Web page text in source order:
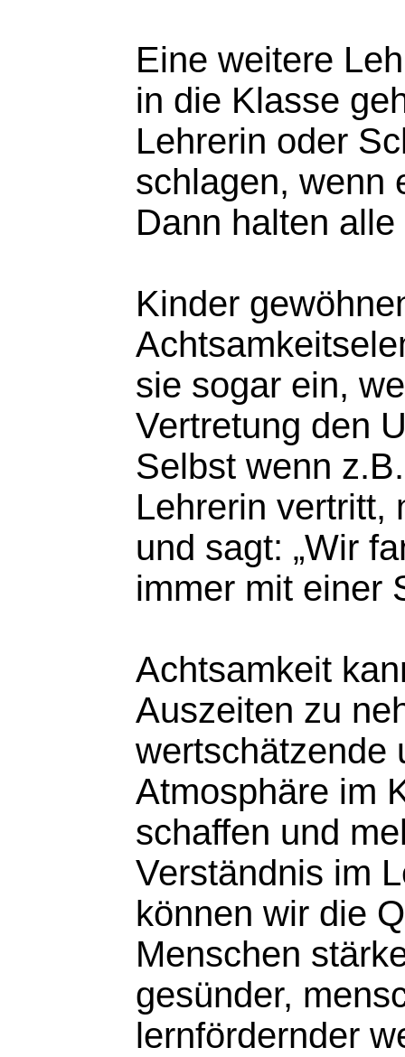
Eine weitere
in die Klasse
Lehrerin oder
schlagen, wenn
Dann halten
Kinder
sie sogar ein,
Vertretung den
Selbst wenn
Lehrerin vertritt,
und sagt: „Wir
immer mit einer
Achtsamkeit
Auszeiten zu
wertschätzende
Atmosphäre im
schaffen und
Verständnis im
können wir die
Menschen
gesünder,
lernfördernder